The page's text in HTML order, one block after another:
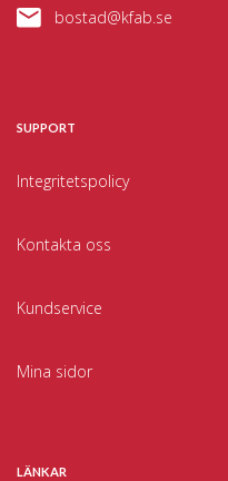
bostad@kfab.se
SUPPORT
Integritetspolicy
Kontakta oss
Kundservice
Mina sidor
LÄNKAR